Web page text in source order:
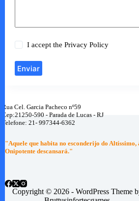
I accept thePrivacy Policy
Enviar
Rua Cel. Garcia Pacheco nº59
Cep:21250-590 - Parada de Lucas - RJ
Telefone: 21- 997344-6362
"Aquele que habita no esconderijo do Altíssimo,
Onipotente descansará."
Copyright © 2026 - WordPress Theme